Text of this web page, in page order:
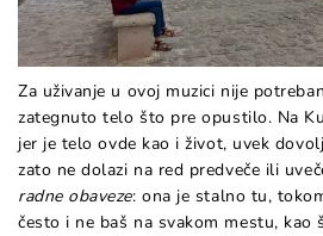
Za uživanje u ovoj muzici nije
zategnuto telo što pre opustilo. Na
jer je telo ovde kao i život, uvek
zato ne dolazi na red predveče ili
radne obaveze: ona je stalno tu,
često i ne baš na svakom mestu,